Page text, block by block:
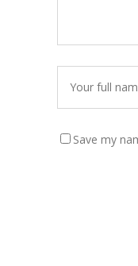
Save my